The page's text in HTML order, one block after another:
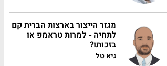
מגזר הייצור בארצות הברית קם
לתחיה - למרות טראמפ או
בזכותו?
גיא טל